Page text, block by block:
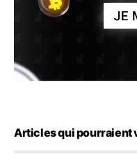
Articles qui pourraient